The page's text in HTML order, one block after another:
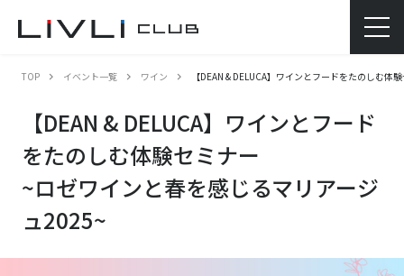
TOP イベント一覧 ワイン 【DEAN & DELUCA】ワインとフードをたのしむ体
【DEAN & DELUCA】ワインとフード
をたのしむ体験セミナー
~ロゼワインと春を感じるマリアージ
ュ2025~